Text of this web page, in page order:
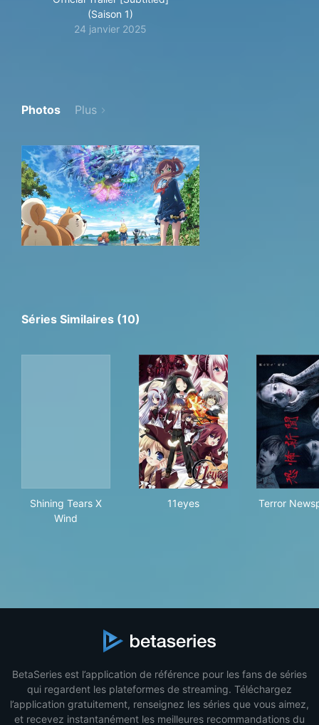
(Saison 1)
24 janvier 2025
Photos Plus
Séries Similaires (10)
Shining Tears X
Wind
11eyes Terror
BetaSeries est l’application de référence pour les fans de séries
qui regardent les plateformes de streaming. Téléchargez
l’application gratuitement, renseignez les séries que vous aimez,
et recevez instantanément les meilleures recommandations du